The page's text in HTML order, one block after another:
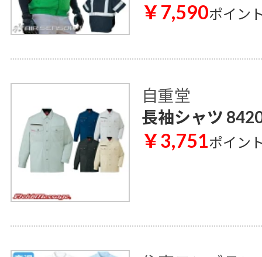
￥7,590ポイン
自重堂
長袖シャツ
￥3,751ポイン